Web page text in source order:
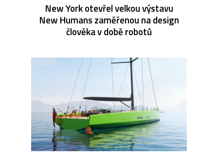
New York otevřel velkou výstavu
New Humans zaměřenou na design
člověka v době robotů